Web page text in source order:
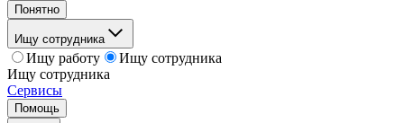
Понятно
Ищу сотрудника
Ищу работу
Ищу сотрудника
Ищу сотрудника
Сервисы
Помощь